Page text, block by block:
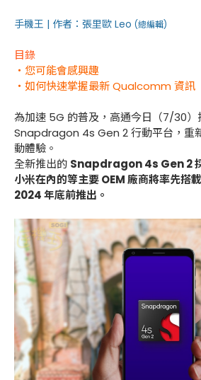
手機王 | 作者：張里歐 Leo (總編輯)
目錄
・您可能會感興趣
・如何快速掌握最新 Qualcomm 資訊
為加速 5G 的普及，高通今日（7/30）
Snapdragon 4s Gen 2 行動平台，重
動體驗。
全新推出的 Snapdragon 4s Gen 2
小米在內的等主要 OEM 廠商將率先搭
2024 年底前推出。